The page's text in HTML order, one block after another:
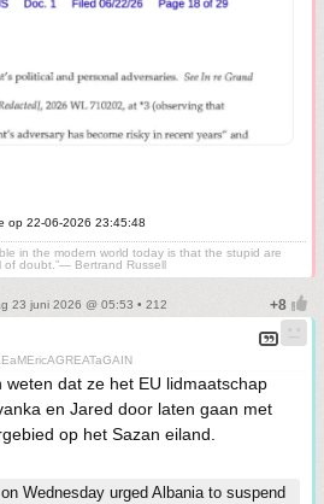
op 22-06-2026 23:45:48
in the modern world today is that the stupid are
doubt.”— Bertrand Russell
23 juni 2026 @ 05:53 • 212
weten dat ze het EU lidmaatschap
en Jared door laten gaan met
op het Sazan eiland.
Wednesday urged Albania to suspend